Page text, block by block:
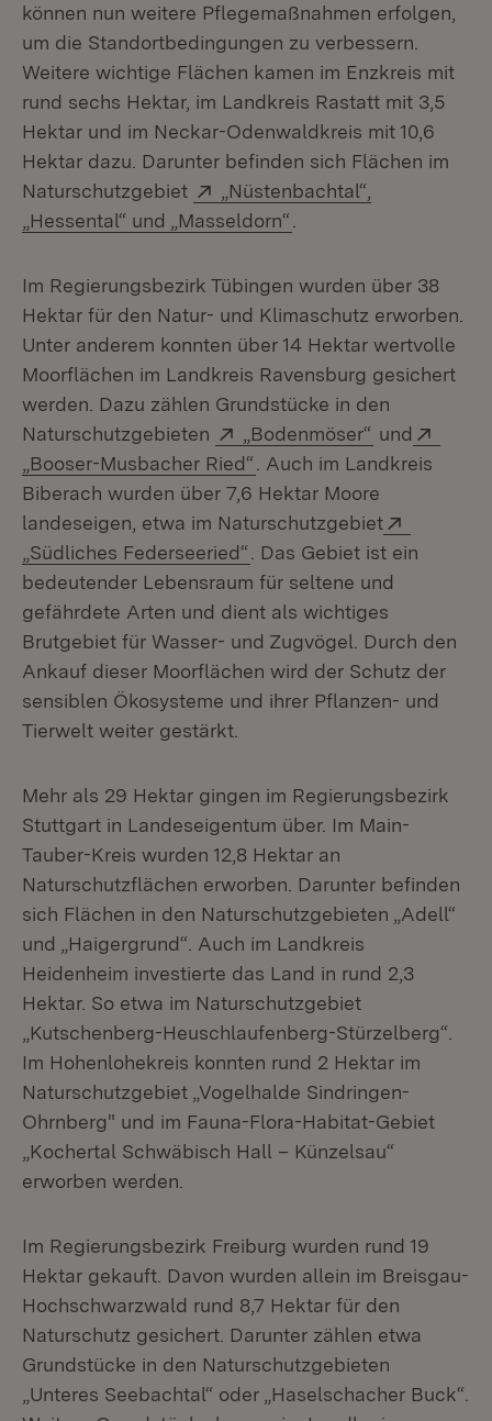
können nun weitere Pflegemaßnahmen erfolgen,
um die Standortbedingungen zu verbessern.
Weitere wichtige Flächen kamen im Enzkreis mit
rund sechs Hektar, im Landkreis Rastatt mit 3,5
Hektar und im Neckar-Odenwaldkreis mit 10,6
Hektar dazu. Darunter befinden sich Flächen im
Naturschutzgebiet
Extern:
„Nüstenbachtal“,
„Hessental“ und „Masseldorn“
Im Regierungsbezirk Tübingen wurden über 38
Hektar für den Natur- und Klimaschutz erworben.
Unter anderem konnten über 14 Hektar wertvolle
Moorflächen im Landkreis Ravensburg gesichert
werden. Dazu zählen Grundstücke in den
Naturschutzgebieten
Extern:
„Bodenmöser“ (Öffnet in
und
„Booser-Musbacher Ried“ (Öffnet in neuem Fenster)
. Auch im Landkreis
Biberach wurden über 7,6 Hektar Moore
landeseigen, etwa im Naturschutzgebiet
„Südliches Federseeried“ (Öffnet in neuem Fenster)
. Das Gebiet ist ein
bedeutender Lebensraum für seltene und
gefährdete Arten und dient als wichtiges
Brutgebiet für Wasser- und Zugvögel. Durch den
Ankauf dieser Moorflächen wird der Schutz der
sensiblen Ökosysteme und ihrer Pflanzen- und
Tierwelt weiter gestärkt.
Mehr als 29 Hektar gingen im Regierungsbezirk
Stuttgart in Landeseigentum über. Im Main-
Tauber-Kreis wurden 12,8 Hektar an
Naturschutzflächen erworben. Darunter befinden
sich Flächen in den Naturschutzgebieten „Adell“
und „Haigergrund“. Auch im Landkreis
Heidenheim investierte das Land in rund 2,3
Hektar. So etwa im Naturschutzgebiet
„Kutschenberg-Heuschlaufenberg-Stürzelberg“.
Im Hohenlohekreis konnten rund 2 Hektar im
Naturschutzgebiet „Vogelhalde Sindringen-
Ohrnberg" und im Fauna-Flora-Habitat-Gebiet
„Kochertal Schwäbisch Hall – Künzelsau“
erworben werden.
Im Regierungsbezirk Freiburg wurden rund 19
Hektar gekauft. Davon wurden allein im Breisgau-
Hochschwarzwald rund 8,7 Hektar für den
Naturschutz gesichert. Darunter zählen etwa
Grundstücke in den Naturschutzgebieten
„Unteres Seebachtal“ oder „Haselschacher Buck“.